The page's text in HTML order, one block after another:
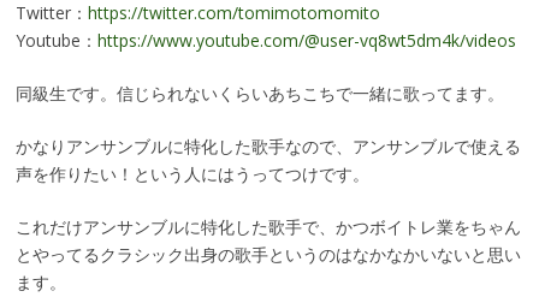
Twitter： https://twitter.com/tomimotomomito
Youtube： https://www.youtube.com/@user-vq8wt5dm4k/videos
同級生です。信じられないくらいあちこちで一緒に歌ってます。
かなりアンサンブルに特化した歌手なので、アンサンブルで使える
声を作りたい！という人にはうってつけです。
これだけアンサンブルに特化した歌手で、かつボイトレ業をちゃん
とやってるクラシック出身の歌手というのはなかなかいないと思い
ます。